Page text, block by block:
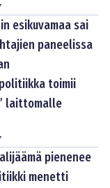
esikuvamaa sai
paneelissa
toimii
laittomalle
pienenee
menetti